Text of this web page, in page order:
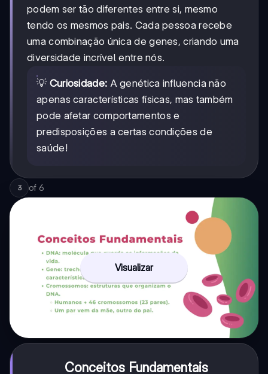
podem ser tão diferentes entre si, mesmo
tendo os mesmos pais. Cada pessoa recebe
uma combinação única de genes, criando uma
diversidade incrível entre nós.
💡 Curiosidade: A genética influencia não
apenas características físicas, mas também
pode afetar comportamentos e
predisposições a certas condições de
saúde!
3 of 6
Visualizar
Conceitos Fundamentais